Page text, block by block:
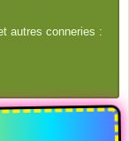
autres conneries :